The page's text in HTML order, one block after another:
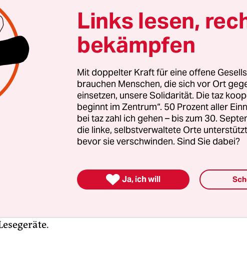
immerzu neuen Stoff. Doch was genau sagen die
des Markts für Lesegeräte und elektronische
Luft? Gibt es Zahlen, Daten, Fakten?
des Deutschen Buchhandels steht außer
der Markt der Zukunft." Vor allem bei den jungen
stößt das E-Book auf große Sympathie. Eine Studie
ergab, dass bereits die Hälfte der 20- bis 29-
vertraut ist. Hoffnungen setzt man dort auf
"Mit dem iPad von Apple sind wir einen großen
stößt." Erfreulich sei auch, dass sich Apple
entschieden habe, was zu einer Standardisierung
Links lesen,
bekämpfen
Mit doppelter Kraft für eine offene
brauchen Menschen, die sich vor Ort
einsetzen, unsere Solidarität. Die taz
beginnt im Zentrum“. 50 Prozent aller
bei taz zahl ich gehen – bis zum 30.
die linke, selbstverwaltete Orte
bevor sie verschwinden. Sind Sie dabei?
 Ja, ich will